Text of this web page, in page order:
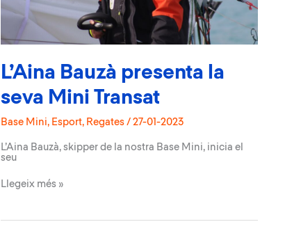
L’Aina Bauzà presenta la
seva Mini Transat
Base Mini, Esport, Regates / 27-01-2023
L’Aina Bauzà, skipper de la nostra Base Mini, inicia el
seu
L’Aina
la
Llegeix més »